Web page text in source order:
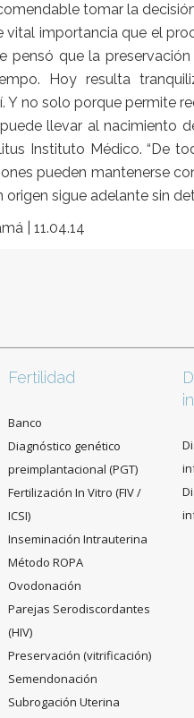
tomar la
vital importancia que el
pensó que la
Hoy resulta
Y no solo porque permite
llevar al nacimiento
Instituto Médico. “De
pueden mantenerse
sigue adelante sin
| 11.04.14
Fertilidad
Banco
Diagnóstico genético
preimplantacional (PGT)
Fertilización In Vitro (FIV /
ICSI)
Inseminación Intrauterina
Método ROPA
Ovodonación
Parejas Serodiscordantes
(HIV)
Preservación (vitrificación)
Semendonación
Subrogación Uterina